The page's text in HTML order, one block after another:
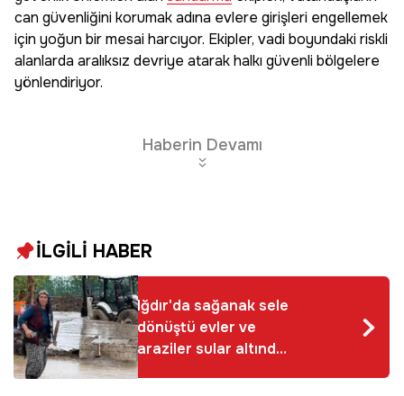
can güvenliğini korumak adına evlere girişleri engellemek
için yoğun bir mesai harcıyor. Ekipler, vadi boyundaki riskli
alanlarda aralıksız devriye atarak halkı güvenli bölgelere
yönlendiriyor.
Haberin Devamı
İLGİLİ HABER
Iğdır'da sağanak sele
dönüştü evler ve
araziler sular altında
kaldı